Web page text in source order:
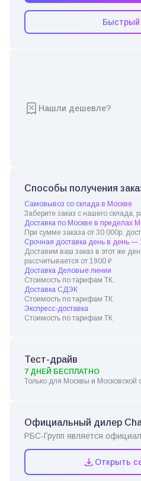
Быстрый
Нашли дешевле?
Способы получения
Самовывоз со склада в Москве
Заберите заказ с нашего склада,
Доставка по Москве в пределах
При сумме заказа от 30 000р.
Срочная доставка день в день —
Доставим ваш заказ в этот же
рассчитывается от 1900 ₽
Доставка Деловые линии
Стоимость по тарифам ТК.
Доставка СДЭК
Стоимость по тарифам ТК.
Экспресс-доставка
Стоимость по тарифам ТК.
Тест-драйв
7 ДНЕЙ БЕСПЛАТНО
Только для Москвы и Московской
Официальный дилер
РБС-Групп является
Открыть